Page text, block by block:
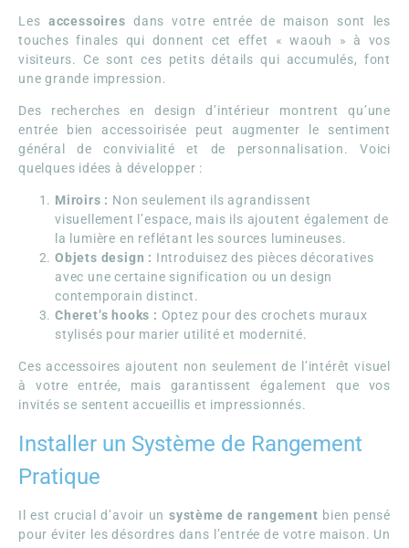
Les accessoires dans votre entrée de maison sont les
touches finales qui donnent cet effet « waouh » à vos
visiteurs. Ce sont ces petits détails qui accumulés, font
une grande impression.
Des recherches en design d’intérieur montrent qu’une
entrée bien accessoirisée peut augmenter le sentiment
général de convivialité et de personnalisation. Voici
quelques idées à développer :
Miroirs : Non seulement ils agrandissent
visuellement l’espace, mais ils ajoutent également de
la lumière en reflétant les sources lumineuses.
Objets design : Introduisez des pièces décoratives
avec une certaine signification ou un design
contemporain distinct.
Cheret’s hooks : Optez pour des crochets muraux
stylisés pour marier utilité et modernité.
Ces accessoires ajoutent non seulement de l’intérêt visuel
à votre entrée, mais garantissent également que vos
invités se sentent accueillis et impressionnés.
Installer un Système de Rangement
Pratique
Il est crucial d’avoir un système de rangement bien pensé
pour éviter les désordres dans l’entrée de votre maison. Un